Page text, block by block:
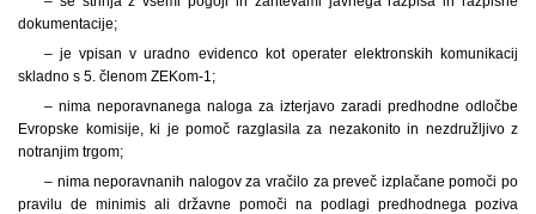
dokumentacije;
– je vpisan v uradno evidenco kot operater elektronskih komunikacij
skladno s 5. členom ZEKom-1;
– nima neporavnanega naloga za izterjavo zaradi predhodne odločbe
Evropske komisije, ki je pomoč razglasila za nezakonito in nezdružljivo z
notranjim trgom;
– nima neporavnanih nalogov za vračilo za preveč izplačane pomoči po
pravilu de minimis ali državne pomoči na podlagi predhodnega poziva